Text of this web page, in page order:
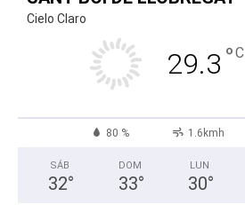
Cielo Claro
29.3 °C
80 % 1.6kmh
SÁB
32°
DOM
33°
LUN
30°